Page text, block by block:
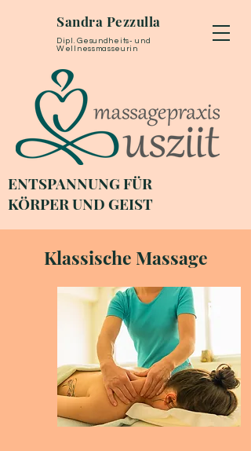
Dipl. Gesundheits- und
Wellnessmasseurin
Sandra Pezzulla
ENTSPANNUNG FÜR
KÖRPER UND GEIST
Klassische Massage